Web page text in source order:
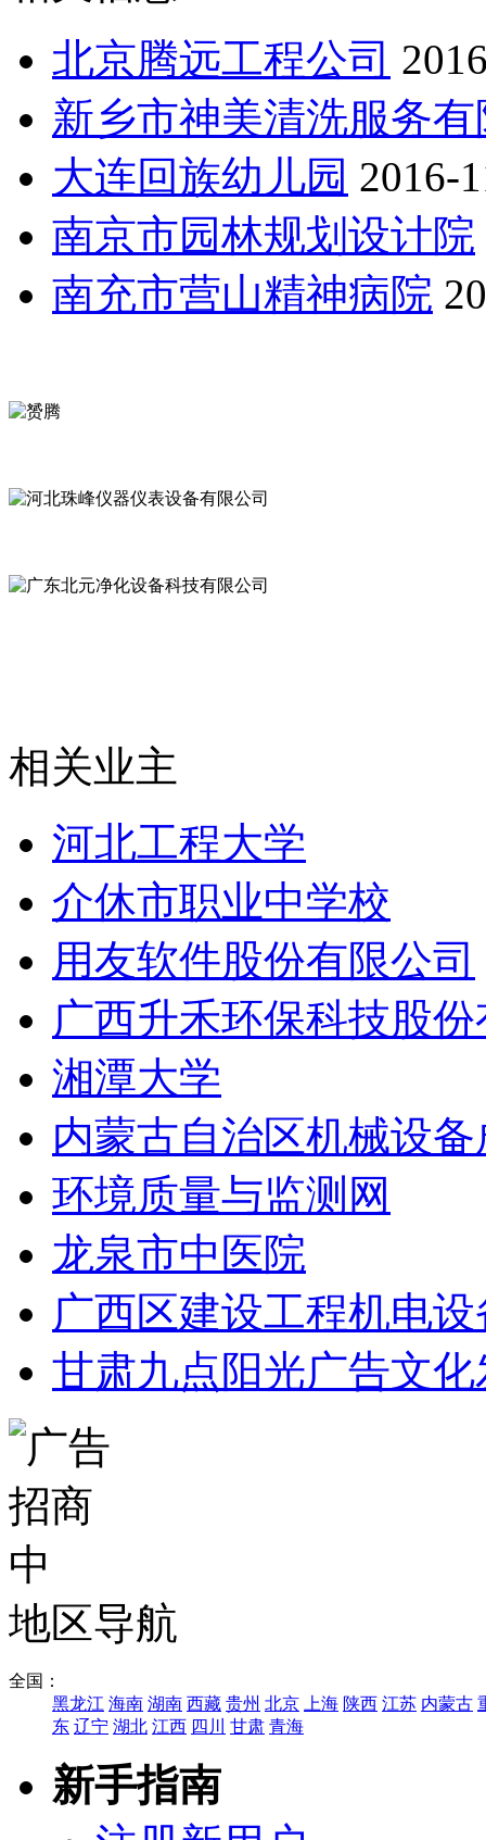
北京腾远工程公司
新乡市神美清洗服务
大连回族幼儿园 2016-
南京市园林规划设计院
南充市营山精神病院
相关业主
河北工程大学
介休市职业中学校
用友软件股份有限公司
广西升禾环保科技股
湘潭大学
内蒙古自治区机械设
环境质量与监测网
龙泉市中医院
广西区建设工程机电
甘肃九点阳光广告文
地区导航
全国：
黑龙江 海南 湖南 西藏 贵州 北京 上海 陕西 江苏 内蒙古
东 辽宁 湖北 江西 四川 甘肃 青海
新手指南